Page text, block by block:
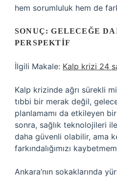
hem sorumluluk hem de
SONUÇ: GELECEĞE
PERSPEKTIF
İlgili Makale: Kalp krizi 24
Kalp krizinde ağrı sürekli
tıbbi bir merak değil,
planlamamı da etkileyen
sonra, sağlık teknolojileri
daha güvenli olabilir, ama
farkındalığımızı
Ankara’nın sokaklarında